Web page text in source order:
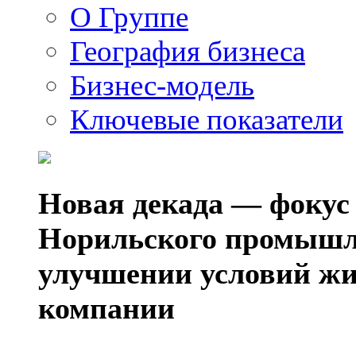
О Группе
География бизнеса
Бизнес-модель
Ключевые показатели
Новая декада — фокус
Норильского
улучшении условий
компании